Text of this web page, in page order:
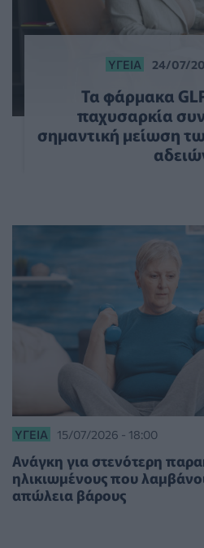
ΥΓΕΊΑ 24/07/
Τα φάρμακα
παχυσαρκία
σημαντική μείωση
ΥΓΕΊΑ 15/07/2026 - 18:00
Ανάγκη για στενότερη
ηλικιωμένους που
απώλεια βάρους